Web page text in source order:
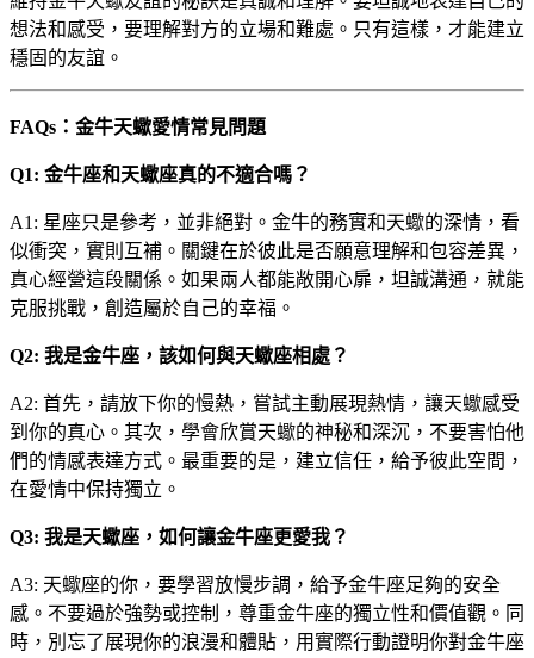
想法和感受，要理解對方的立場和難處。只有這樣，才能建立
穩固的友誼。
FAQs：金牛天蠍愛情常見問題
Q1: 金牛座和天蠍座真的不適合嗎？
A1: 星座只是參考，並非絕對。金牛的務實和天蠍的深情，看
似衝突，實則互補。關鍵在於彼此是否願意理解和包容差異，
真心經營這段關係。如果兩人都能敞開心扉，坦誠溝通，就能
克服挑戰，創造屬於自己的幸福。
Q2: 我是金牛座，該如何與天蠍座相處？
A2: 首先，請放下你的慢熱，嘗試主動展現熱情，讓天蠍感受
到你的真心。其次，學會欣賞天蠍的神秘和深沉，不要害怕他
們的情感表達方式。最重要的是，建立信任，給予彼此空間，
在愛情中保持獨立。
Q3: 我是天蠍座，如何讓金牛座更愛我？
A3: 天蠍座的你，要學習放慢步調，給予金牛座足夠的安全
感。不要過於強勢或控制，尊重金牛座的獨立性和價值觀。同
時，別忘了展現你的浪漫和體貼，用實際行動證明你對金牛座